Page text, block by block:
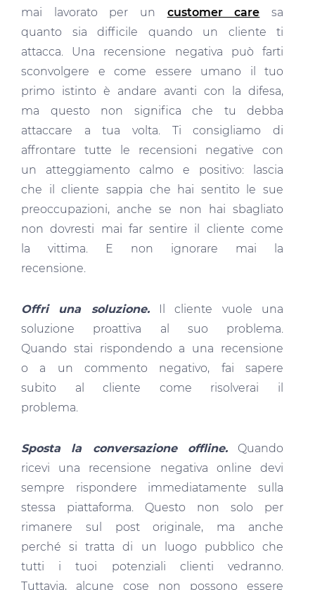
mai lavorato per un customer care sa
quanto sia difficile quando un cliente ti
attacca. Una recensione negativa può farti
sconvolgere e come essere umano il tuo
primo istinto è andare avanti con la difesa,
ma questo non significa che tu debba
attaccare a tua volta. Ti consigliamo di
affrontare tutte le recensioni negative con
un atteggiamento calmo e positivo: lascia
che il cliente sappia che hai sentito le sue
preoccupazioni, anche se non hai sbagliato
non dovresti mai far sentire il cliente come
la vittima. E non ignorare mai la
recensione.
Offri una soluzione.Il cliente vuole una
soluzione proattiva al suo problema.
Quando stai rispondendo a una recensione
o a un commento negativo, fai sapere
subito al cliente come risolverai il
problema.
Sposta la conversazione offline.Quando
ricevi una recensione negativa online devi
sempre rispondere immediatamente sulla
stessa piattaforma. Questo non solo per
rimanere sul post originale, ma anche
perché si tratta di un luogo pubblico che
tutti i tuoi potenziali clienti vedranno.
Tuttavia, alcune cose non possono essere